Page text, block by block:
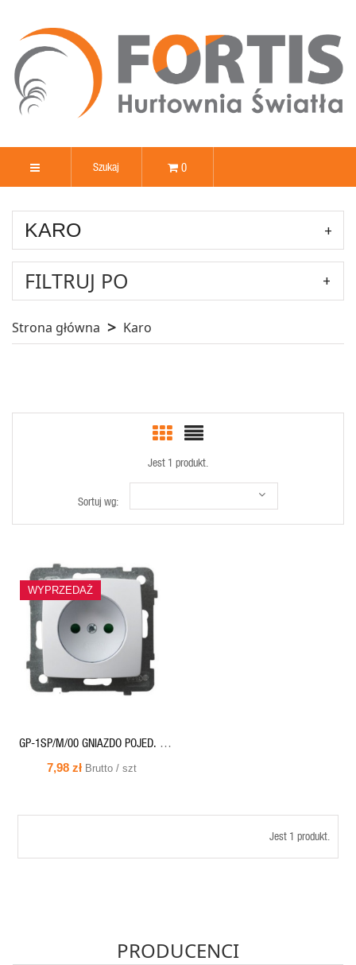
0
KARO
FILTRUJ PO
Strona główna Karo
Jest 1 produkt.
Sortuj wg:
WYPRZEDAŻ
SZYBKI
PODGLĄD
GP-1SP/M/00 GNIAZDO POJED. Z
7,98 zł Brutto / szt
Jest 1 produkt.
PRODUCENCI